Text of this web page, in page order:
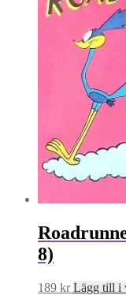
8)
189 kr Lägg till i